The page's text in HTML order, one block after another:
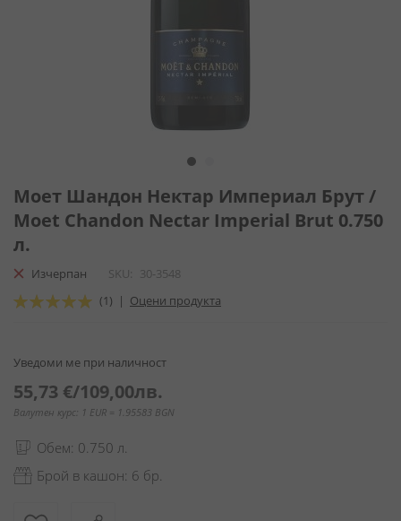
към
на
галерия
снимки
Моет Шандон Нектар Империал Брут /
Moet Chandon Nectar Imperial Brut 0.750
л.
Изчерпан SKU
30-3548
Оценка:
(1) | Оцени продукта
Уведоми ме при наличност
55,73 €/109,00лв.
Валутен курс: 1 EUR = 1.95583 BGN
Обем: 0.750 л.
Брой в кашон: 6 бр.